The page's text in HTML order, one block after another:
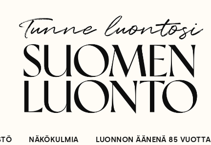
NÄKÖKULMIA LUONNON ÄÄNENÄ 85 VUOTTA